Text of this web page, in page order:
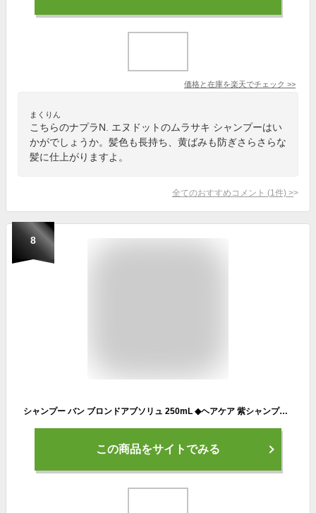
価格と在庫を楽天でチェック >>
まくりん
こちらのナプラN. エヌドットのムラサキ シャンプーはい
かがでしょうか。髪色も長持ち、黄ばみも防ぎさらさらな
髪に仕上がりますよ。
全てのおすすめコメント (1 件) >
8
シャンプー バン ブロンドアブソリュ 250mL ◆ヘアケア 紫シャンプー ムラシャン ブリーチ カラー やわらかさ 潤い パサつき 乾燥 まとまり◆ケラスターゼ ブロンドアブソリュ ハイトーンカラーヘアケア
この商品をサイトでみる